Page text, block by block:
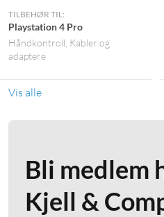
TILBEHØR TIL:
Playstation 4 Pro
Håndkontroll Kabler og
adaptere
Vis alle
Bli medlem
Kjell &